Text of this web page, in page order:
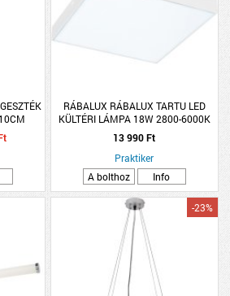
RÁBALUX RÁBALUX TARTU LED
KÜLTÉRI LÁMPA 18W 2800-6000K
IP44 MOZGÁSÉREZÉKELŐS
4X17,5X17,5CM MATT FEHÉR
SZÖGLETES
13 990 Ft
Praktiker
A bolthoz
Info
-23%